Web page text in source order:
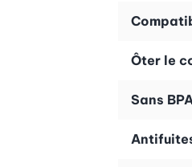
Ôter le
Sans